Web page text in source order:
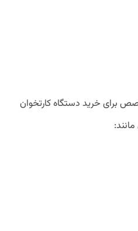
برای خرید دستگاه کارتخوان